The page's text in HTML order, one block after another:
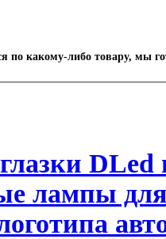
по какому-либо товару, мы
DLed
лампы